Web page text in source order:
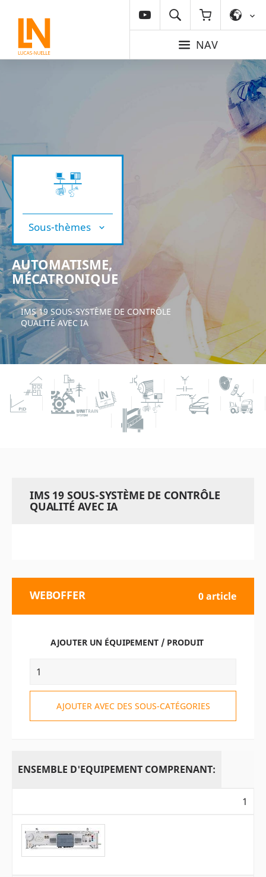
NAV
Sous-thèmes
AUTOMATISME,
MÉCATRONIQUE
IMS 19 SOUS-SYSTÈME DE CONTRÔLE
QUALITÉ AVEC IA
IMS 19 SOUS-SYSTÈME DE CONTRÔLE
QUALITÉ AVEC IA
WEBOFFER 0 article
AJOUTER UN ÉQUIPEMENT / PRODUIT
AJOUTER AVEC DES SOUS-CATÉGORIES
ENSEMBLE D'EQUIPEMENT COMPRENANT:
1